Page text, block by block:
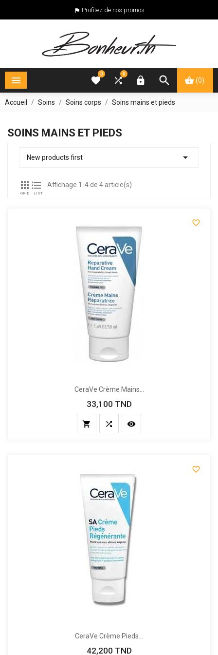
 Profitez de nos promos
 (0)


0

0
Accueil Soins Soins corps Soins mains et pieds
SOINS MAINS ET PIEDS
New products first 

GRID

LIST
Affichage 1-4 de 4 article(s)

CeraVe Crème Mains...
Prix
33,100 TND
  

CeraVe Crème Pieds...
Prix
42,200 TND